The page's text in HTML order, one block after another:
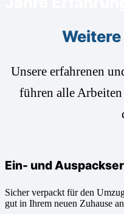
Unsere erfahrenen
führen alle
Ein- und
Sicher verpackt für den
gut in Ihrem neuen Zuhause